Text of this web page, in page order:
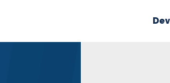
MÉDIAS